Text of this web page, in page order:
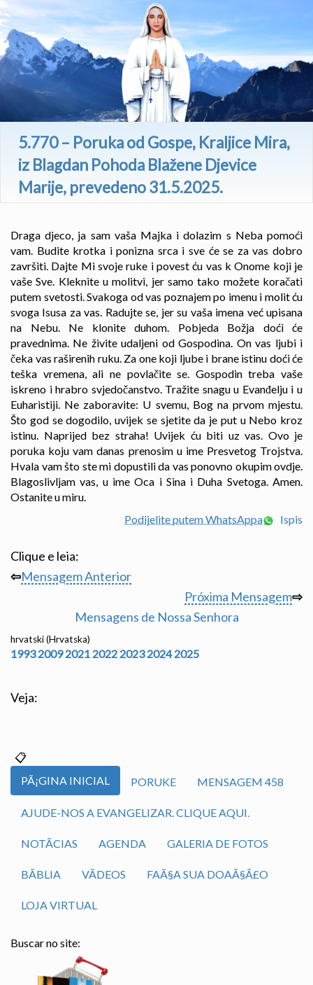
5.770 – Poruka od Gospe, Kraljice Mira,
iz Blagdan Pohoda Blažene Djevice
Marije, prevedeno 31.5.2025.
Draga djeco, ja sam vaša Majka i dolazim s Neba pomoći
vam. Budite krotka i ponizna srca i sve će se za vas dobro
završiti. Dajte Mi svoje ruke i povest ću vas k Onome koji je
vaše Sve. Kleknite u molitvi, jer samo tako možete koračati
putem svetosti. Svakoga od vas poznajem po imenu i molit ću
svoga Isusa za vas. Radujte se, jer su vaša imena već upisana
na Nebu. Ne klonite duhom. Pobjeda Božja doći će
pravednima. Ne živite udaljeni od Gospodina. On vas ljubi i
čeka vas raširenih ruku. Za one koji ljube i brane istinu doći će
teška vremena, ali ne povlačite se. Gospodin treba vaše
iskreno i hrabro svjedočanstvo. Tražite snagu u Evanđelju i u
Euharistiji. Ne zaboravite: U svemu, Bog na prvom mjestu.
Što god se dogodilo, uvijek se sjetite da je put u Nebo kroz
istinu. Naprijed bez straha! Uvijek ću biti uz vas. Ovo je
poruka koju vam danas prenosim u ime Presvetog Trojstva.
Hvala vam što ste mi dopustili da vas ponovno okupim ovdje.
Blagoslivljam vas, u ime Oca i Sina i Duha Svetoga. Amen.
Ostanite u miru.
Podijelite putem WhatsAppa
Ispis
Clique e leia:
⇦Mensagem Anterior
Próxima Mensagem⇨
Mensagens de Nossa Senhora
hrvatski (Hrvatska)
1993 2009 2021 2022 2023 2024 2025
Veja:
PÃ¡GINA INICIAL PORUKE MENSAGEM 458
AJUDE-NOS A EVANGELIZAR. CLIQUE AQUI.
NOTÃ­CIAS AGENDA GALERIA DE FOTOS
BÃ­BLIA VÃ­DEOS FAÃ§A SUA DOAÃ§Ã£O
LOJA VIRTUAL
Buscar no site: